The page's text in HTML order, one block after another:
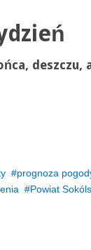
deszczu,
prognoza
Powiat